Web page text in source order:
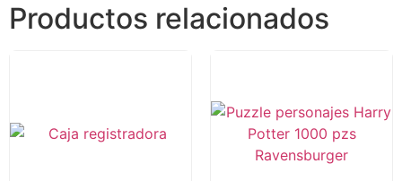
Productos relacionados